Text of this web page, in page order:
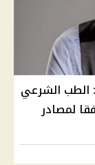
الطب الشرعي
لمصادر